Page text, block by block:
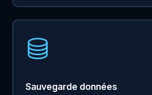
Sauvegarde données